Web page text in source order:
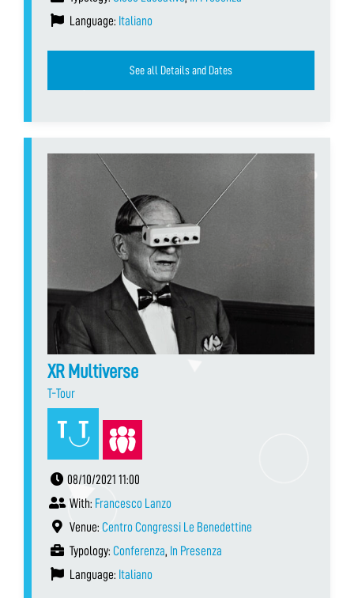
Language: Italiano
See all Details and Dates
XR Multiverse
T-Tour
08/10/2021 11:00
With: Francesco Lanzo
Venue: Centro Congressi Le Benedettine
Typology: Conferenza, In Presenza
Language: Italiano